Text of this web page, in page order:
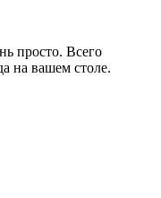
просто. Всего
на вашем столе.